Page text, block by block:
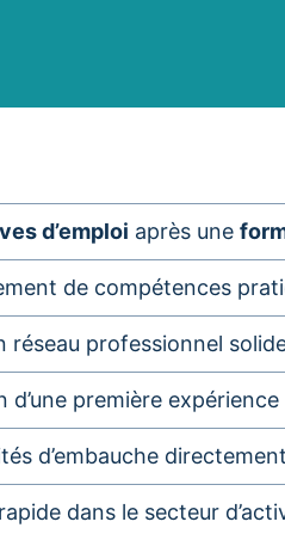
d’emploi après une
de compétences
réseau professionnel
d’une première
d’embauche
dans le secteur